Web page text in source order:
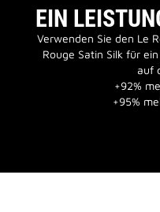
EIN
Verwenden Sie den Le
Rouge Satin Silk für
auf
+92%
+95%